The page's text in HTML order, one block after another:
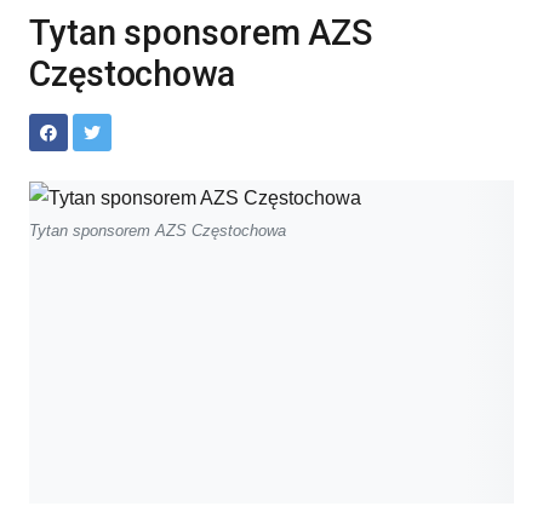
Tytan sponsorem AZS
Częstochowa
Tytan sponsorem AZS Częstochowa